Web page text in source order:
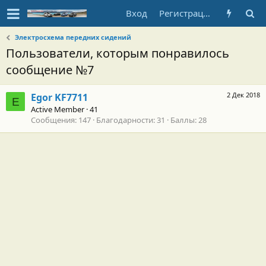
Вход Регистрация
Электросхема передних сидений
Пользователи, которым понравилось
сообщение №7
E
2 Дек 2018
Egor KF7711
Active Member ·41
Сообщения 147 Благодарности 31 Баллы 28